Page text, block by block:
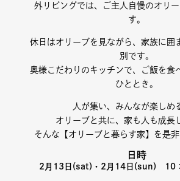
外リビングでは、ご主人自慢のオリ
す。
休日はオリーブを見ながら、家族に囲
別です。
奥様こだわりのキッチンで、ご飯を食
ひととき。
人が集い、みんなが楽しめ
オリーブと共に、家も人も成長
そんな【オリーブと暮らす家】を是非
日時
2月13日(sat)・2月14日(sun) 10